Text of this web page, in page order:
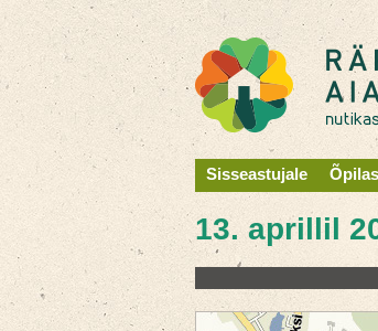
Sisseastujale
13. aprillil